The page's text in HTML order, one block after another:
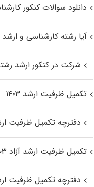
دانلود سوالات کنکور
آیا رشته کارشناسی و
شرکت در کنکور ارشد
تکمیل ظرفیت ارشد ۱۴۰۳
دفترچه تکمیل ظرفیت ارشد
تکمیل ظرفیت ارشد آزاد ۱۴۰۳
دفترچه تکمیل ظرفیت ارشد